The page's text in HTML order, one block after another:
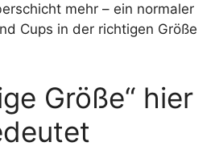
mehr – ein normaler
Cups in der richtigen Größe
Größe“ hier